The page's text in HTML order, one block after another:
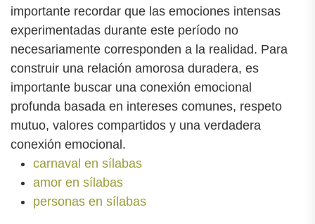
importante recordar que las emociones intensas
experimentadas durante este período no
necesariamente corresponden a la realidad. Para
construir una relación amorosa duradera, es
importante buscar una conexión emocional
profunda basada en intereses comunes, respeto
mutuo, valores compartidos y una verdadera
conexión emocional.
carnaval en sílabas
amor en sílabas
personas en sílabas